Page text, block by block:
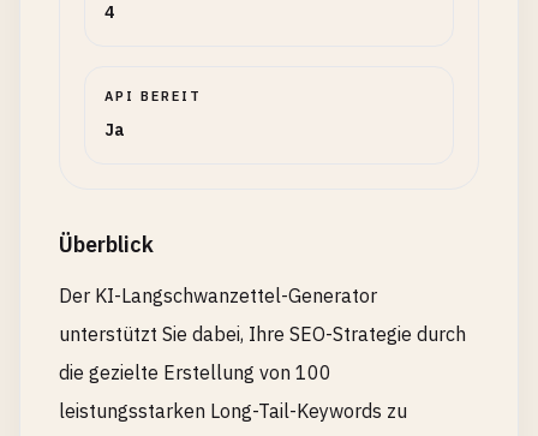
4
API BEREIT
Ja
Überblick
Der KI-Langschwanzettel-Generator
unterstützt Sie dabei, Ihre SEO-Strategie durch
die gezielte Erstellung von 100
leistungsstarken Long-Tail-Keywords zu